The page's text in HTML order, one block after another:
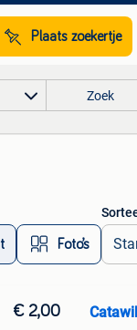
Plaats zoekertje
Zoek
Foto’s
€ 2,00